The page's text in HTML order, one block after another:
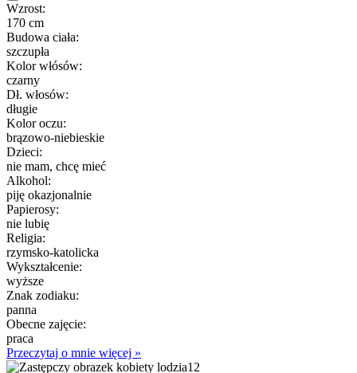
Wzrost:
170 cm
Budowa ciała:
szczupła
Kolor włósów:
czarny
Dł. włosów:
długie
Kolor oczu:
brązowo-niebieskie
Dzieci:
nie mam, chcę mieć
Alkohol:
piję okazjonalnie
Papierosy:
nie lubię
Religia:
rzymsko-katolicka
Wykształcenie:
wyższe
Znak zodiaku:
panna
Obecne zajęcie:
praca
Przeczytaj o mnie więcej »